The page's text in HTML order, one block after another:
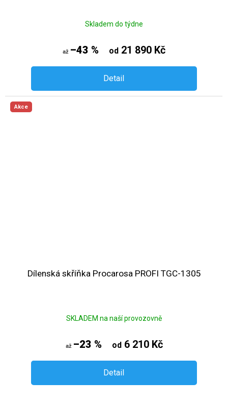
Skladem do týdne
až –43 % od 21 890 Kč
Detail
Akce
Dílenská skříňka Procarosa PROFI TGC-1305
SKLADEM na naší provozovně
až –23 % od6 210 Kč
Detail